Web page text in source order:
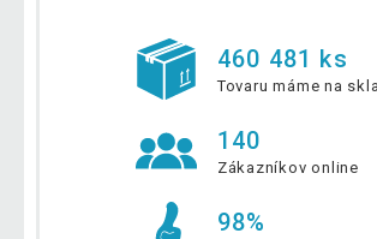
460 481 ks
Tovaru máme na
140
Zákazníkov online
98%